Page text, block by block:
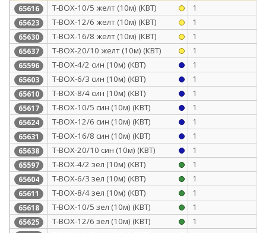
65616 Т-BOX-10/5 желт (10м) (КВТ) 1
65623 Т-BOX-12/6 желт (10м) (КВТ) 1
65630 Т-BOX-16/8 желт (10м) (КВТ) 1
65637 Т-BOX-20/10 желт (10м) (КВТ) 1
65596 Т-BOX-4/2 син (10м) (КВТ) 1
65603 Т-BOX-6/3 син (10м) (КВТ) 1
65610 Т-BOX-8/4 син (10м) (КВТ) 1
65617 Т-BOX-10/5 син (10м) (КВТ) 1
65624 Т-BOX-12/6 син (10м) (КВТ) 1
65631 Т-BOX-16/8 син (10м) (КВТ) 1
65638 Т-BOX-20/10 син (10м) (КВТ) 1
65597 Т-BOX-4/2 зел (10м) (КВТ) 1
65604 Т-BOX-6/3 зел (10м) (КВТ) 1
65611 Т-BOX-8/4 зел (10м) (КВТ) 1
65618 Т-BOX-10/5 зел (10м) (КВТ) 1
65625 Т-BOX-12/6 зел (10м) (КВТ) 1